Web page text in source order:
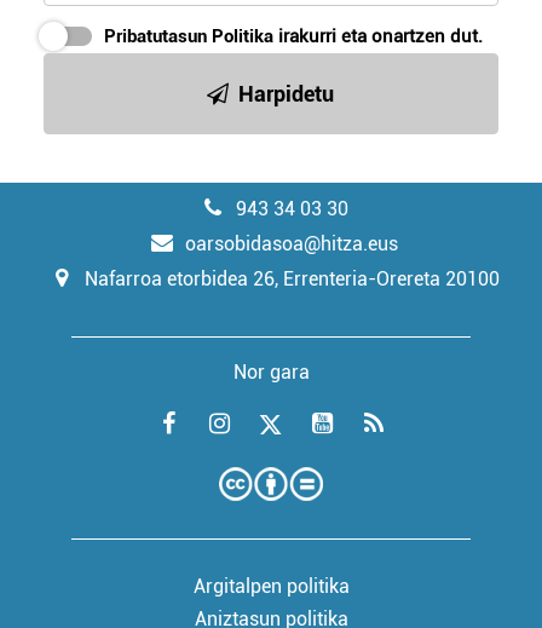
Pribatutasun Politika irakurri eta onartzen dut.
Harpidetu
943 34 03 30
oarsobidasoa@hitza.eus
Nafarroa etorbidea 26, Errenteria-Orereta 20100
Nor gara
Argitalpen politika
Aniztasun politika